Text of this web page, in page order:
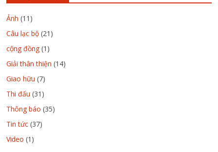
Ảnh (11)
Câu lạc bộ (21)
cộng đồng (1)
Giải thân thiện (14)
Giao hữu (7)
Thi đấu (31)
Thông báo (35)
Tin tức (37)
Video (1)